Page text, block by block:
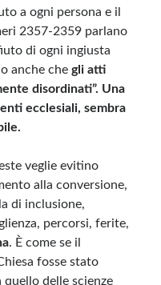
a ogni persona e il
2357-2359 parlano
di ogni ingiusta
anche chegli atti
disordinati”. Una
ecclesiali, sembra
veglie evitino
alla conversione,
di inclusione,
percorsi, ferite,
. È come se il
fosse stato
delle scienze